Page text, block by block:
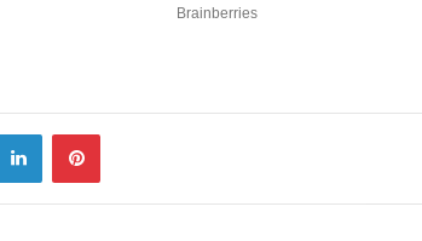
LinkedInPinterest